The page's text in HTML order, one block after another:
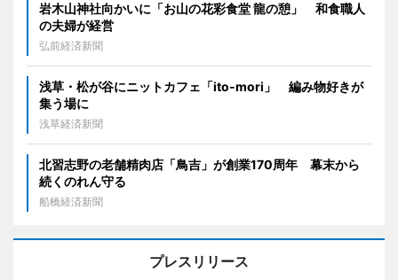
岩木山神社向かいに「お山の花彩食堂 龍の憩」 和食職人
の夫婦が経営
弘前経済新聞
浅草・松が谷にニットカフェ「ito-mori」 編み物好きが
集う場に
浅草経済新聞
北習志野の老舗精肉店「鳥吉」が創業170周年 幕末から
続くのれん守る
船橋経済新聞
プレスリリース